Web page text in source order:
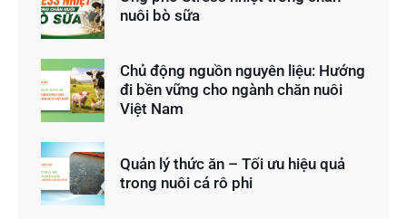
nuôi bò sữa
Chủ động nguồn nguyên liệu: Hướng
đi bền vững cho ngành chăn nuôi
Việt Nam
Quản lý thức ăn – Tối ưu hiệu quả
trong nuôi cá rô phi